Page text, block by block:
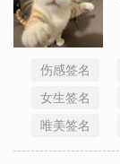
伤感签名
女生签名
唯美签名